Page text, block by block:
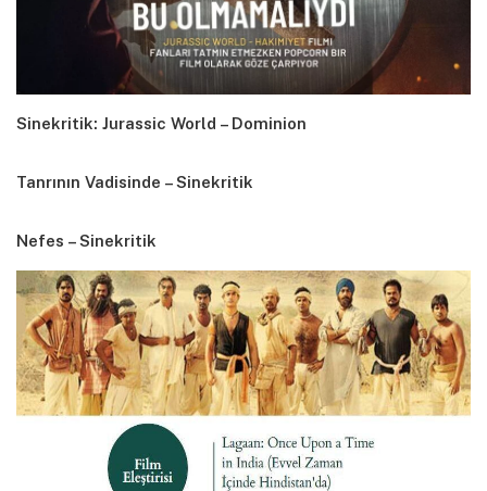
Sinekritik: Jurassic World – Dominion
Tanrının Vadisinde – Sinekritik
Nefes – Sinekritik